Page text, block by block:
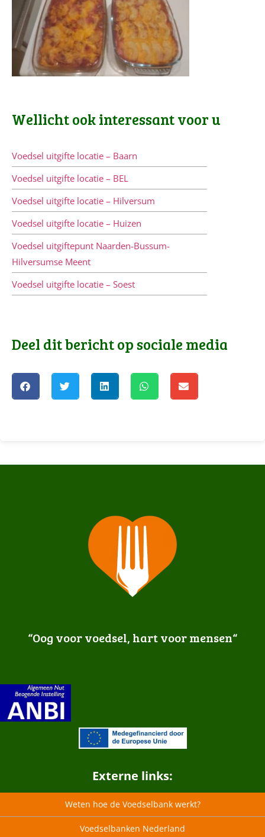
Wellicht ook interessant voor u
Voedsel uitgifte locatie – Baarn
Voedsel uitgifte locatie – BEL
Voedsel uitgifte locatie – Hilversum
Voedsel uitgifte locatie – Huizen
Voedsel uitgiftepunt Naarden-Bussum-
Hilversumse Meent
Voedsel uitgifte locatie – Soest
Deel dit bericht op sociale media
“Oog voor voedsel, hart voor mensen“
Externe links:
Weten hoe de Voedselbank werkt?
Voedselbanken Nederland